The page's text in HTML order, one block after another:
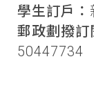
學生訂戶：
郵政劃撥訂
50447734